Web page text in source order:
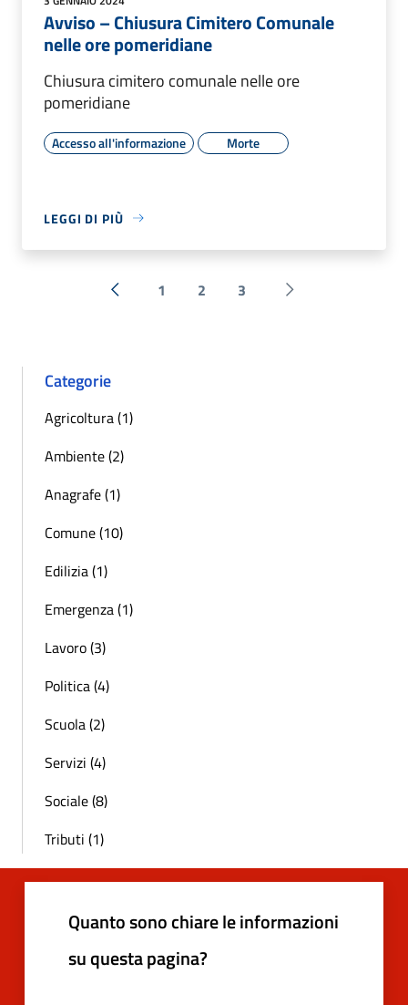
Avviso – Chiusura Cimitero Comunale
nelle ore pomeridiane
Chiusura cimitero comunale nelle ore
pomeridiane
Accesso all'informazione Morte
LEGGI DI PIÙ
« Precedente
1 2 3 Successiva »
Categorie
Agricoltura (1)
Ambiente (2)
Anagrafe (1)
Comune (10)
Edilizia (1)
Emergenza (1)
Lavoro (3)
Politica (4)
Scuola (2)
Servizi (4)
Sociale (8)
Tributi (1)
Quanto sono chiare le informazioni
su questa pagina?